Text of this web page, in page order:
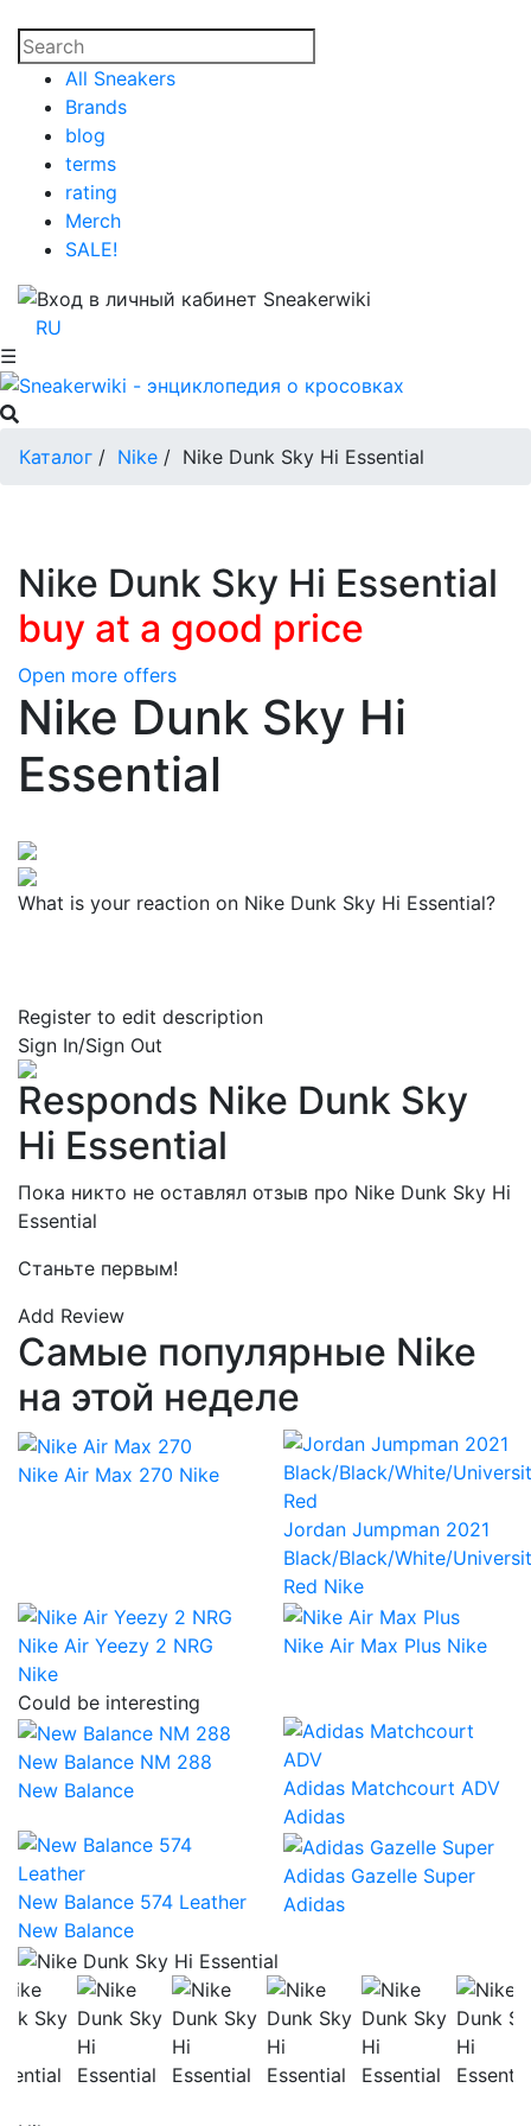
All Sneakers
Brands
blog
terms
rating
Merch
SALE!
RU
☰
Каталог / Nike / Nike Dunk Sky Hi Essential
Nike Dunk Sky Hi Essential
buy at a good price
Open more offers
Nike Dunk Sky Hi
Essential
What is your reaction on Nike Dunk Sky Hi Essential?
Register to edit description
Sign In/Sign Out
Responds Nike Dunk Sky
Hi Essential
Пока никто не оставлял отзыв про Nike Dunk Sky Hi
Essential
Станьте первым!
Add Review
Самые популярные Nike
на этой неделе
Nike Air Max 270 Nike
Jordan Jumpman 2021
Black/Black/White/
Red Nike
Nike Air Yeezy 2 NRG
Nike
Nike Air Max Plus Nike
Could be interesting
New Balance NM 288
New Balance
Adidas Matchcourt ADV
Adidas
New Balance 574 Leather
New Balance
Adidas Gazelle Super
Adidas